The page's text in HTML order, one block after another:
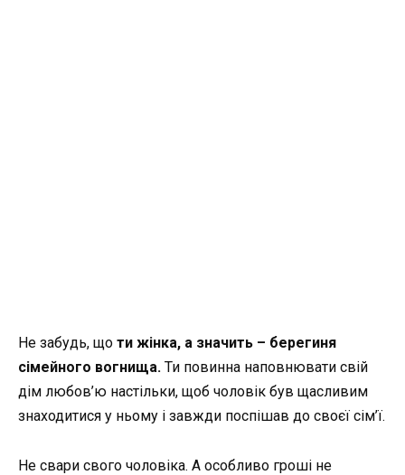
Не забудь, що ти жінка, а значить – берегиня
сімейного вогнища. Ти повинна наповнювати свій
дім любов’ю настільки, щоб чоловік був щасливим
знаходитися у ньому і завжди поспішав до своєї сім’ї.
Не свари свого чоловіка. А особливо гроші не